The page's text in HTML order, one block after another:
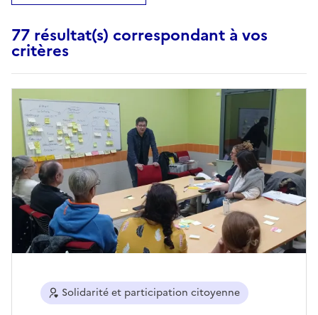
77 résultat(s) correspondant à vos
critères
Solidarité et participation citoyenne